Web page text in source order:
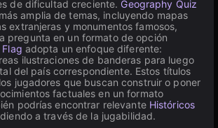
de dificultad creciente. Geography Quiz
amplia de temas, incluyendo mapas
extranjeras y monumentos famosos,
pregunta en un formato de opción
adopta un enfoque diferente:
ilustraciones de banderas para luego
del país correspondiente. Estos títulos
jugadores que buscan construir o poner
factuales en un formato
podrías encontrar relevante Históricos
a través de la jugabilidad.